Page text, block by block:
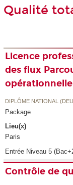
Qualité
Licence
des flux
DIPLÔME NATIONAL
Package
Lieu(x)
Paris
Entrée Niveau 5
Contrôle de